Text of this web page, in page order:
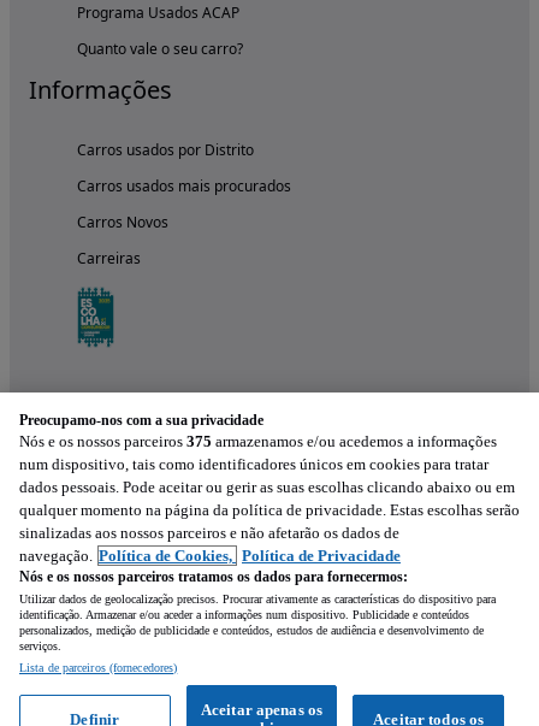
Programa Usados ACAP
Quanto vale o seu carro?
Informações
Carros usados por Distrito
Carros usados mais procurados
Carros Novos
Carreiras
Experimenta a aplicação
Preocupamo-nos com a sua privacidade
Nós e os nossos parceiros 375 armazenamos e/ou acedemos a informações
num dispositivo, tais como identificadores únicos em cookies para tratar
dados pessoais. Pode aceitar ou gerir as suas escolhas clicando abaixo ou em
qualquer momento na página da política de privacidade. Estas escolhas serão
sinalizadas aos nossos parceiros e não afetarão os dados de
navegação. Política de Cookies, Política de Privacidade
Nós e os nossos parceiros tratamos os dados para fornecermos:
Utilizar dados de geolocalização precisos. Procurar ativamente as características do dispositivo para
identificação. Armazenar e/ou aceder a informações num dispositivo. Publicidade e conteúdos
personalizados, medição de publicidade e conteúdos, estudos de audiência e desenvolvimento de
serviços.
Lista de parceiros (fornecedores)
Aceitar todos os
Aceitar apenas os
Definir